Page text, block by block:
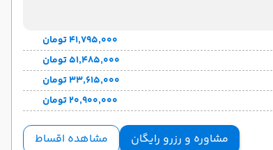
۴۱٬۷۹۵٬۰۰۰ تومان
۵۱٬۴۸۵٬۰۰۰ تومان
۳۳٬۶۱۵٬۰۰۰ تومان
۲۰٬۹۰۰٬۰۰۰ تومان
مشاوره و رزرو رایگان مشاهده اقساط